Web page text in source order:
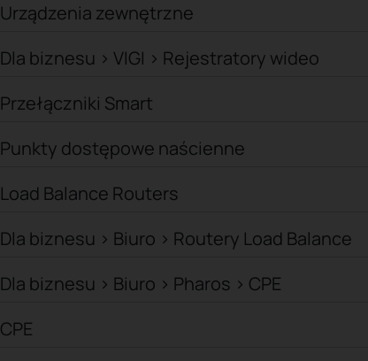
Urządzenia zewnętrzne
Dla biznesu > VIGI > Rejestratory wideo
Przełączniki Smart
Punkty dostępowe naścienne
Load Balance Routers
Dla biznesu > Biuro > Routery Load Balance
Dla biznesu > Biuro > Pharos > CPE
CPE